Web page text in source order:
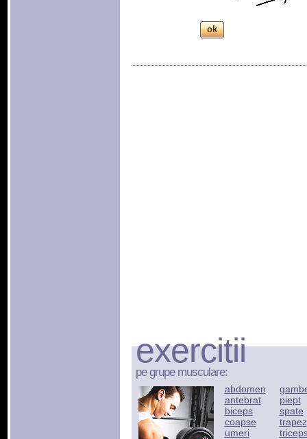
exercitii
pe grupe musculare:
abdomen
antebrat
biceps
coapse
umeri
piept
spate
trapez